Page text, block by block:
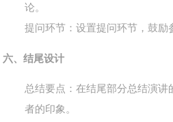
论。
提问环节 ：设置提问环节，鼓励
六、结尾设计
总结要点 ：在结尾部分总结演
者的印象。